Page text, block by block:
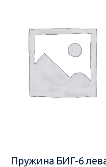
Пружина БИГ-6